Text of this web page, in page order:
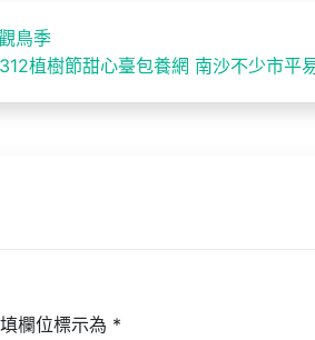
鳥季
312植樹節甜心臺包養網 南沙不少市平
欄位標示為 *